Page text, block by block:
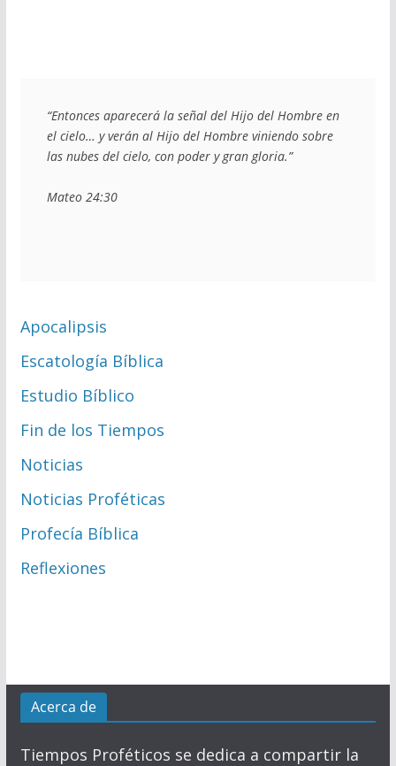
“Entonces aparecerá la señal del Hijo del Hombre en
el cielo… y verán al Hijo del Hombre viniendo sobre
las nubes del cielo, con poder y gran gloria.”
Mateo 24:30
Apocalipsis
Escatología Bíblica
Estudio Bíblico
Fin de los Tiempos
Noticias
Noticias Proféticas
Profecía Bíblica
Reflexiones
Acerca de
Tiempos Proféticos se dedica a compartir la